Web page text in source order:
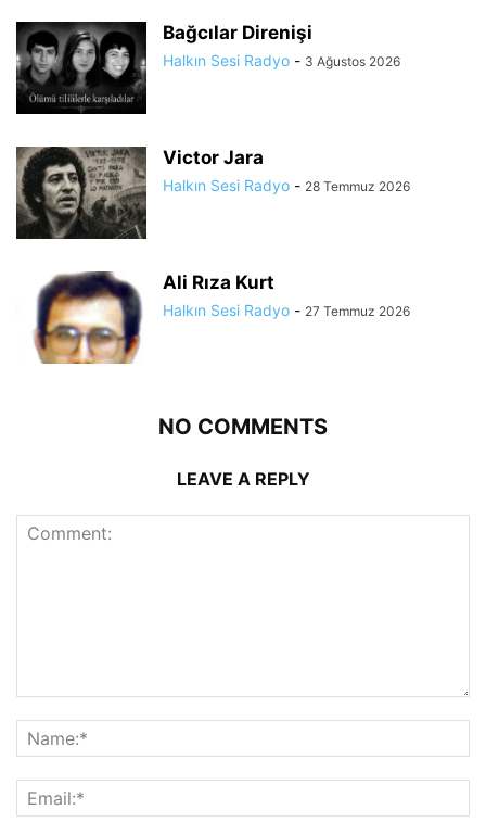
Bağcılar Direnişi
Halkın Sesi Radyo - 3 Ağustos 2026
Victor Jara
Halkın Sesi Radyo - 28 Temmuz 2026
Ali Rıza Kurt
Halkın Sesi Radyo - 27 Temmuz 2026
NO COMMENTS
LEAVE A REPLY